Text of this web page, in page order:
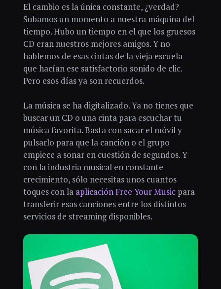
El cambio es la única constante, ¿verdad?
Subamos un momento a nuestra máquina del
tiempo. Hubo un tiempo en el que los gruesos
CD eran nuestros mejores amigos. Y no
hablemos de esas cintas de la vieja escuela
que hacían ese satisfactorio sonido de clic.
Pero esos días ya son recuerdos.
La música se ha digitalizado. Ya no tienes que
buscar un CD o una cinta para escuchar tu
música favorita. Basta con sacar el móvil y
pulsarlo para que la canción o el grupo
empiece a sonar en cuestión de segundos. Y
con la industria musical en constante
crecimiento, sólo necesitas unos cuantos
toques con la aplicación Free Your Musicpara
transferir esas canciones entre los distintos
servicios de streaming disponibles.